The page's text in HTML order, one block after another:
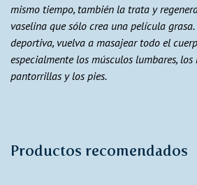
mismo tiempo, también la trata y
vaselina que sólo crea una película
deportiva, vuelva a masajear todo el
especialmente los músculos lumbares,
pantorrillas y los pies.
Productos recomendados